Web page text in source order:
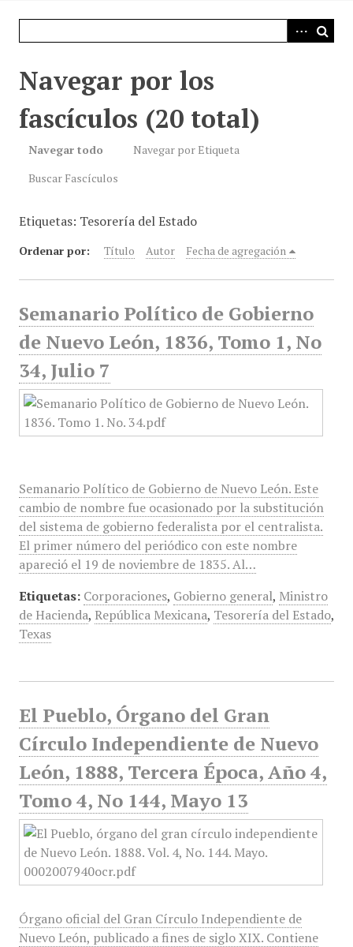
Navegar por los
fascículos (20 total)
Navegar todo
Navegar por Etiqueta
Buscar Fascículos
Etiquetas: Tesorería del Estado
Ordenar por: Título Autor Fecha de agregación
Semanario Político de Gobierno
de Nuevo León, 1836, Tomo 1, No
34, Julio 7
Semanario Político de Gobierno de Nuevo León. Este
cambio de nombre fue ocasionado por la substitución
del sistema de gobierno federalista por el centralista.
El primer número del periódico con este nombre
apareció el 19 de noviembre de 1835. Al…
Etiquetas: Corporaciones, Gobierno general, Ministro
de Hacienda, República Mexicana, Tesorería del Estado,
Texas
El Pueblo, Órgano del Gran
Círculo Independiente de Nuevo
León, 1888, Tercera Época, Año 4,
Tomo 4, No 144, Mayo 13
Órgano oficial del Gran Círculo Independiente de
Nuevo León, publicado a fines de siglo XIX. Contiene